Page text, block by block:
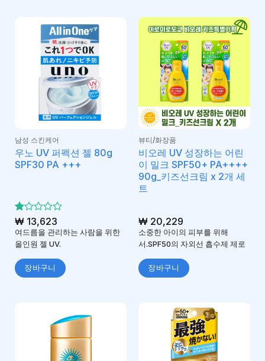
남성 스킨케어
우노 UV 퍼펙션 젤 80g
SPF30 PA +++
5
중
에
서
1
로
평
₩13,623
여드름을 관리하는 사람을 위한
올인원 젤 UV.
장바구니
뷰티/화장품
비오레 UV 성장하는 어린
이 밀크 SPF50+ PA++++
90g_키즈선크림 x 2개 세
트
₩20,229
소중한 아이의 피부를 위해
서.SPF50의 자외선 흡수제 제로
장바구니